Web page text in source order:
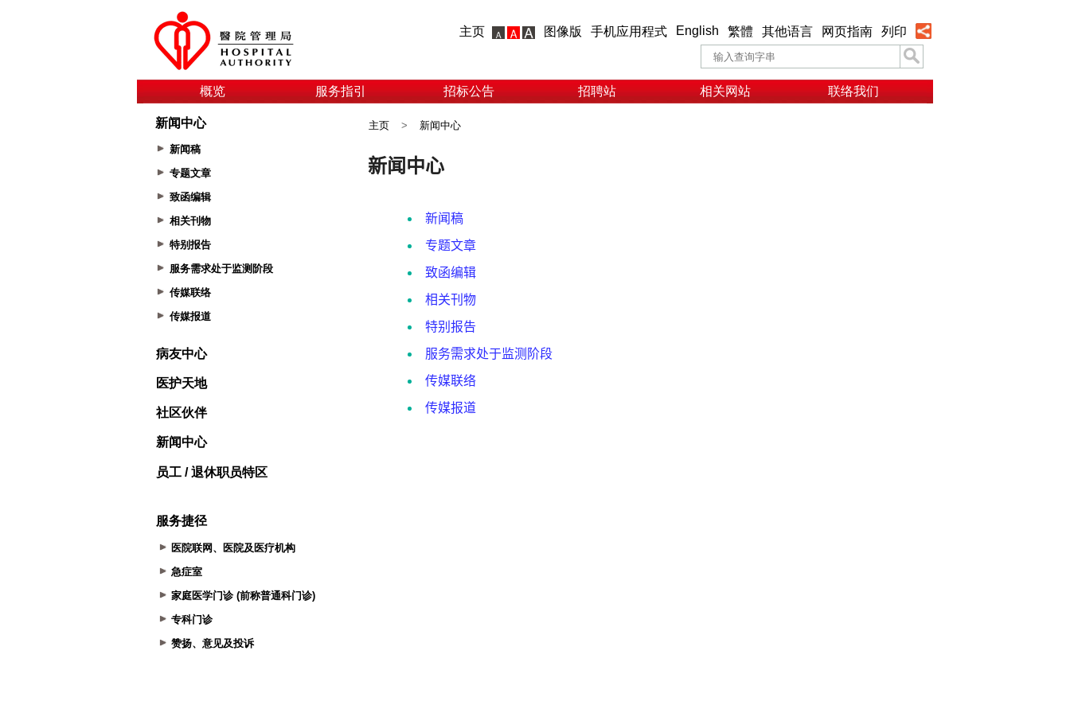
主页 图像版 手机应用程式 English 繁體 其他语言 网页指南 列印
概览 服务指引 招标公告 招聘站 相关网站 联络我们
新闻中心
新闻稿
专题文章
致函编辑
相关刊物
特别报告
服务需求处于监测阶段
传媒联络
传媒报道
病友中心
医护天地
社区伙伴
新闻中心
员工 / 退休职员特区
服务捷径
医院联网、医院及医疗机构
急症室
家庭医学门诊 (前称普通科门诊)
专科门诊
赞扬、意见及投诉
主页 > 新闻中心